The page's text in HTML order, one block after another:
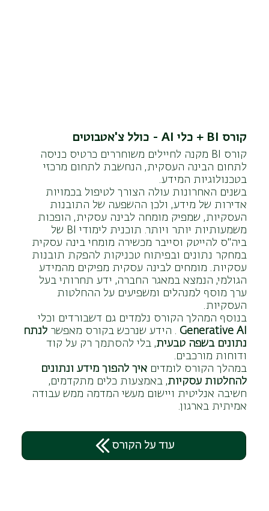
עוד על הקורס
קורס BI + כלי AI - כולל צ'אטבוטים
קורס BI מקנה לחיילים משוחררים כרטיס כניסה
לתחום הבינה העסקית, הנחשבת לתחום מרכזי
בטכנולוגיות המידע.
בשנים האחרונות עולה הצורך לטיפול בכמויות
אדירות של מידע, ולכן ההשפעה של התובנות
העסקיות, שמפיק מומחה לבינה עסקית, הופכות
משמעותיות יותר ויותר. תוכנית לימודי BI של
ביה"ס להייטק וסייבר מכשירה מומחי בינה עסקית
במחקר נתונים ובפיתוח טכניקות להפקת תובנות
עסקיות. מומחים לבינה עסקית מפיקים מהמידע
הגולמי, הנמצא במאגר החברה, ידע תחרותי בעל
ערך מוסף למנהלים ומשפיעים על ההחלטות
העסקיות.
בנוסף המהלך הקורס נלמדים גם דשבורדים וכלי
Generative AI . הידע שנרכש בקורס מאפשר לנתח
נתונים בשפה טבעית, בלי להסתמך רק על קוד
ודוחות מורכבים.
במהלך הקורס לומדים איך להפוך מידע ונתונים
להחלטות עסקיות, באמצעות כלים מתקדמים,
חשיבה אנליטית ויישום מעשי המדמה ממש עבודה
אמיתית בארגון.